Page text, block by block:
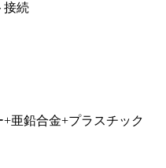
接続
+亜鉛合金+プラスチック